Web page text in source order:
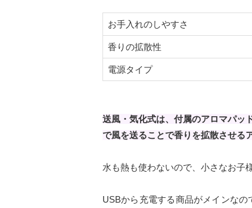
お手入れのしやすさ
香りの拡散性
電源タイプ
送風・気化式は、付属のアロマパッ
で風を送ることで香りを拡散させる
水も熱も使わないので、小さなお子
USBから充電する商品がメインな